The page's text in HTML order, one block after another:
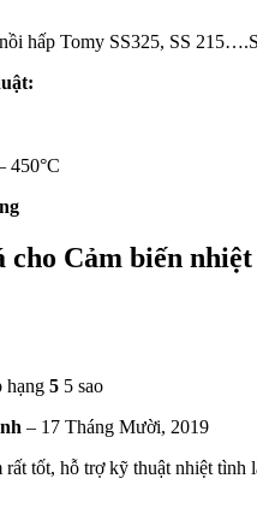
hấp Tomy SS325, SS
450°C
cho Cảm biến
hạng 5 5 sao
– 17 Tháng Mười, 2019
rất tốt, hỗ trợ kỹ thuật nhiệt tình